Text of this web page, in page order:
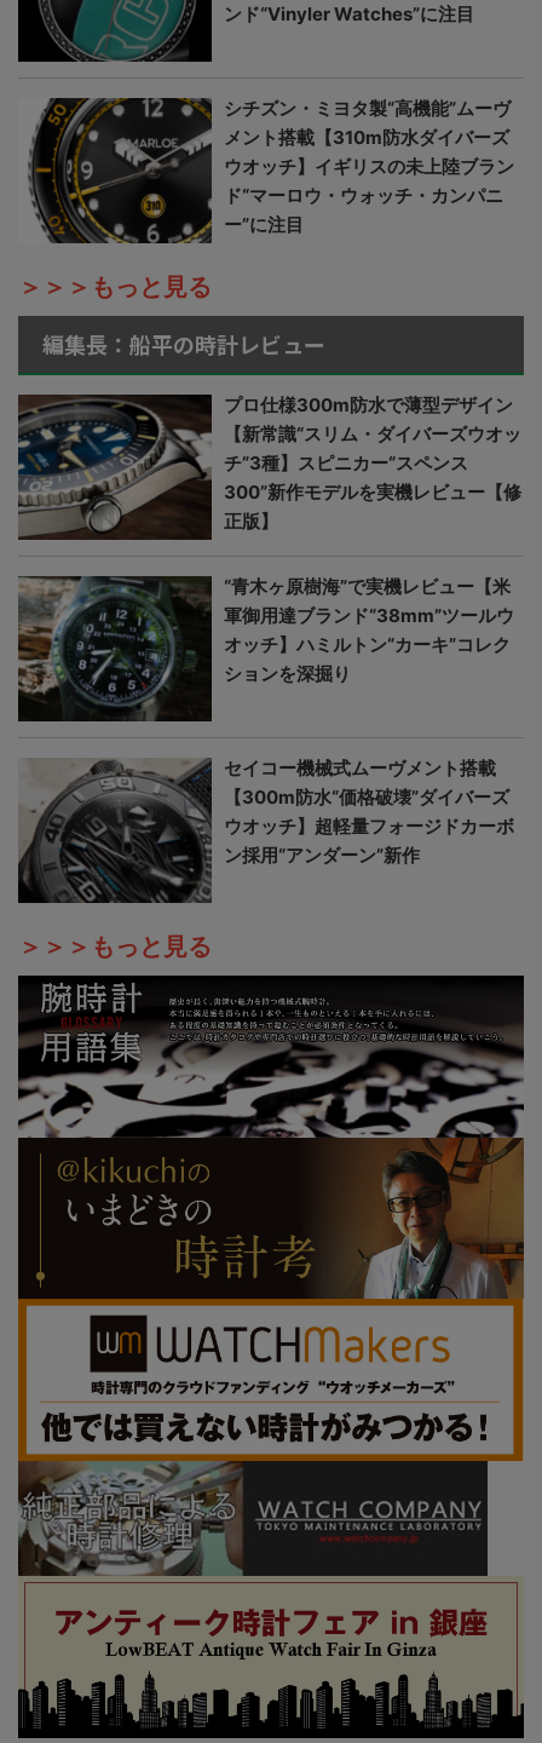
ンド“Vinyler Watches”に注目
シチズン・ミヨタ製“高機能”ムーヴ
メント搭載【310m防水ダイバーズ
ウオッチ】イギリスの未上陸ブラン
ド“マーロウ・ウォッチ・カンパニ
ー”に注目
＞＞＞もっと見る
編集長：船平の時計レビュー
プロ仕様300m防水で薄型デザイン
【新常識“スリム・ダイバーズウオッ
チ”3種】スピニカー“スペンス
300”新作モデルを実機レビュー【修
正版】
“青木ヶ原樹海”で実機レビュー【米
軍御用達ブランド“38mm”ツールウ
オッチ】ハミルトン“カーキ”コレク
ションを深掘り
セイコー機械式ムーヴメント搭載
【300m防水“価格破壊”ダイバーズ
ウオッチ】超軽量フォージドカーボ
ン採用“アンダーン”新作
＞＞＞もっと見る